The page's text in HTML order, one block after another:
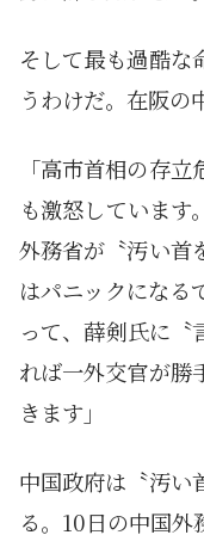
そして最も過酷な
うわけだ。在阪の
「高市首相の存
も激怒しています
外務省が〝汚い首
はパニックになる
って、薛剣氏に〝
れば一外交官が勝
きます」
中国政府は〝汚い
る。10日の中国